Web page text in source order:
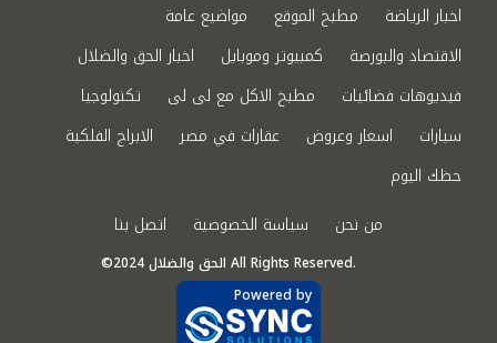
اخبار الرياضة
مطبخ الموقع
مواضيع عامة
الاقتصاد والبورصة
كمبيوتر وموبايل
اخبار الحق والضلال
فيديوهات فضائيات
مطبخ الاكل مع لى لى
تكنولوجيا
سيارات
اسعار وعروض عقارات في مصر
الابراج الفلكية
حظك اليوم
من نحن
سياسة الخصوصية اتصل بنا
©2024 الحق والضلال All Rights Reserved.
Powered by